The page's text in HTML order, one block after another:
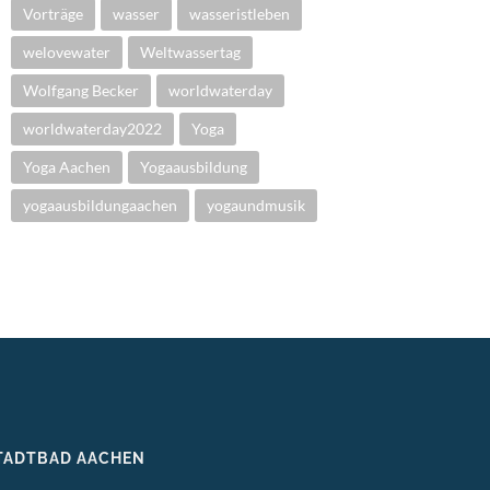
Vorträge wasser wasseristleben
welovewater Weltwassertag
Wolfgang Becker worldwaterday
worldwaterday2022 Yoga
Yoga Aachen Yogaausbildung
yogaausbildungaachen yogaundmusik
AACHEN